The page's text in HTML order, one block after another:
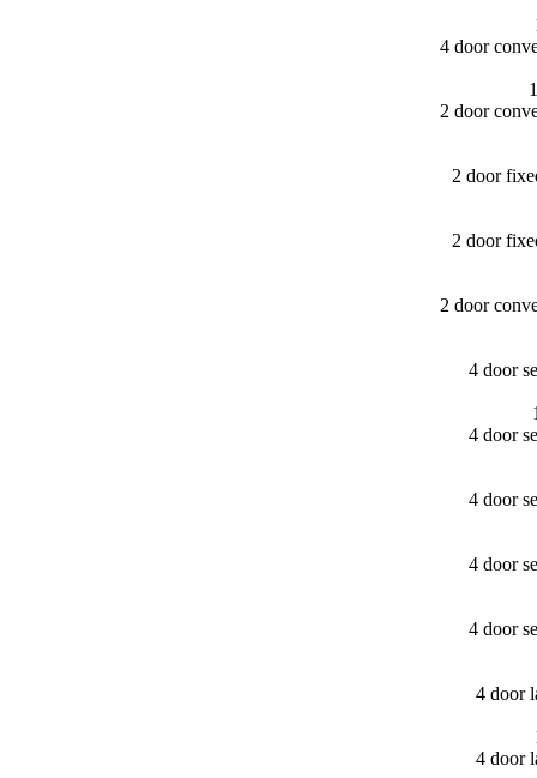
4 door
2 door
2 door
2 door
2 door
4 door
4 door
4 door
4 door
4 door
4 door
4 door